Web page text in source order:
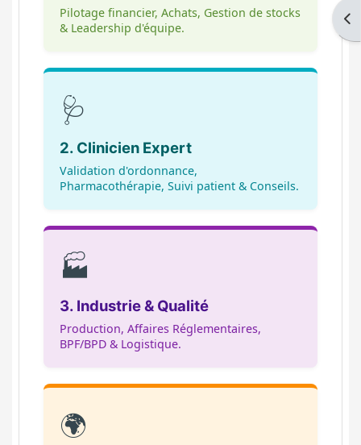
Pilotage financier, Achats, Gestion de stocks
& Leadership d'équipe.
🩺
2. Clinicien Expert
Validation d'ordonnance,
Pharmacothérapie, Suivi patient & Conseils.
🏭
3. Industrie & Qualité
Production, Affaires Réglementaires,
BPF/BPD & Logistique.
🌍